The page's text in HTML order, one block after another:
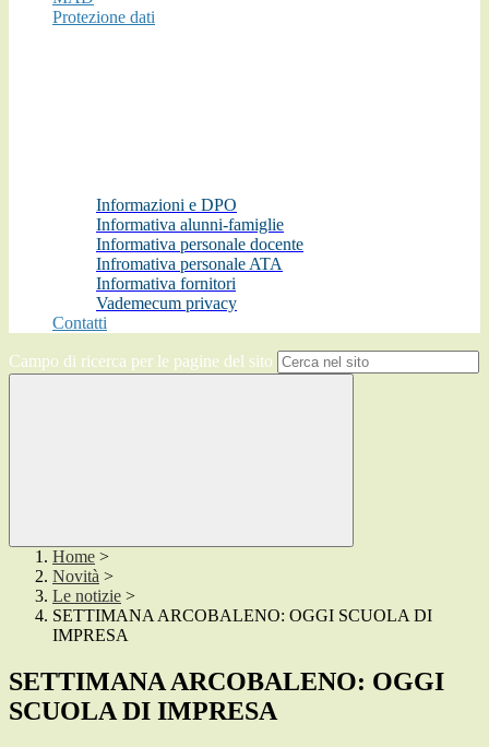
Protezione dati
Informazioni e DPO
Informativa alunni-famiglie
Informativa personale docente
Infromativa personale ATA
Informativa fornitori
Vademecum privacy
Contatti
Campo di ricerca per le pagine del sito
Home >
Novità >
Le notizie >
SETTIMANA ARCOBALENO: OGGI SCUOLA DI
IMPRESA
SETTIMANA ARCOBALENO: OGGI
SCUOLA DI IMPRESA